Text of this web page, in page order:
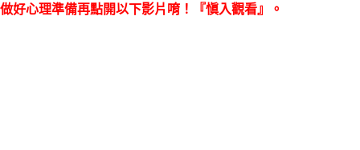
做好心理準備再點開以下影片唷！『愼入觀看』。